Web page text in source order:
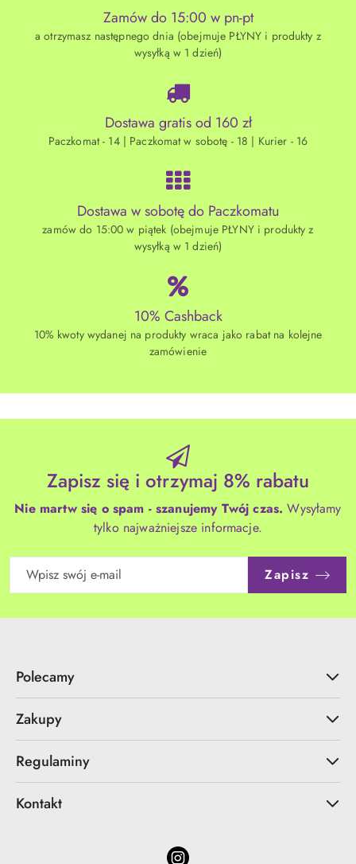
Zamów do 15:00 w pn-pt
a otrzymasz następnego dnia (obejmuje PŁYNY i produkty z
wysyłką w 1 dzień)
Dostawa gratis od 160 zł
Paczkomat - 14 | Paczkomat w sobotę - 18 | Kurier - 16
Dostawa w sobotę do Paczkomatu
zamów do 15:00 w piątek (obejmuje PŁYNY i produkty z
wysyłką w 1 dzień)
10% Cashback
10% kwoty wydanej na produkty wraca jako rabat na kolejne
zamówienie
Zapisz się i otrzymaj 8% rabatu
Nie martw się o spam - szanujemy Twój czas. Wysyłamy
tylko najważniejsze informacje.
Zapisz
Polecamy
Zakupy
Regulaminy
Kontakt